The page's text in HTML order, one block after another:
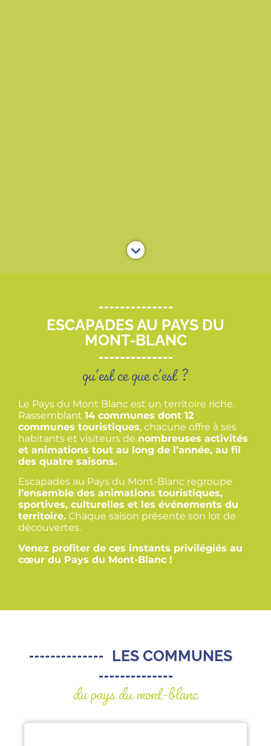
ESCAPADES AU PAYS DU
MONT-BLANC
qu'est ce que c'est ?
Le Pays du Mont Blanc est un territoire riche.
Rassemblant 14 communes dont 12
communes touristiques, chacune offre à ses
habitants et visiteurs de nombreuses activités
et animations tout au long de l’année, au fil
des quatre saisons.
Escapades au Pays du Mont-Blanc regroupe
l’ensemble des animations touristiques,
sportives, culturelles et les événements du
territoire. Chaque saison présente son lot de
découvertes.
Venez profiter de ces instants privilégiés au
cœur du Pays du Mont-Blanc !
LES COMMUNES
du pays du mont-blanc